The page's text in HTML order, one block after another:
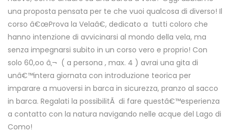
una proposta pensata per te che vuoi qualcosa di diverso! Il
corso â€œProva la Velaâ€, dedicato a tutti coloro che
hanno intenzione di avvicinarsi al mondo della vela, ma
senza impegnarsi subito in un corso vero e proprio! Con
solo 60,oo â‚¬ ( a persona , max. 4 ) avrai una gita di
unâ€™intera giornata con introduzione teorica per
imparare a muoversi in barca in sicurezza, pranzo al sacco
in barca. Regalati la possibilitÃ di fare questâ€™esperienza
a contatto con la natura navigando nelle acque del Lago di
Como!